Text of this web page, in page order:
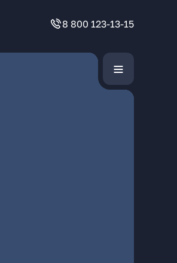
8 800 123-13-15